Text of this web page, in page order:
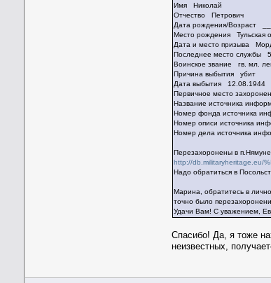
Имя Николай
Отчество Петрович
Дата рождения/Возраст
Место рождения Тульская
Дата и место призыва
Последнее место службы
Воинское звание гв. мл.
Причина выбытия убит
Дата выбытия 12.08.1944
Первичное место
Название источника
Номер фонда источника
Номер описи источника
Номер дела источника
Перезахоронены в
http://db.militaryheritage.eu/
Надо обратиться в
Марина, обратитесь в
точно было
Удачи Вам! С уважением,
Спасибо! Да, я тоже
неизвестных,